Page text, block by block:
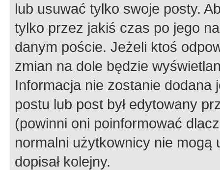
lub usuwać tylko swoje posty.
tylko przez jakiś czas po jego
danym poście. Jeżeli ktoś
zmian na dole będzie
Informacja nie zostanie dodana
postu lub post był edytowany
(powinni oni poinformować
normalni użytkownicy nie
dopisał kolejny.